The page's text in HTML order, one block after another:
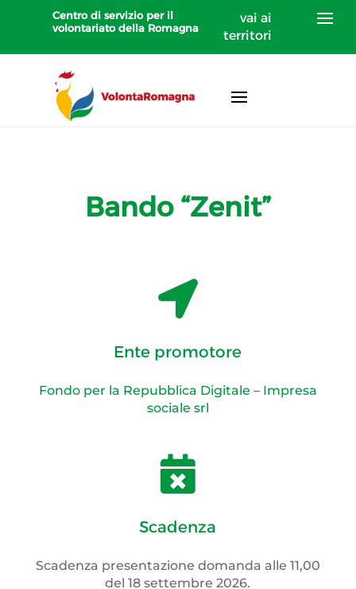
Centro di servizio per il
volontariato della Romagna
vai ai
territori
Bando “Zenit”

Ente promotore
Fondo per la Repubblica Digitale – Impresa
sociale srl

Scadenza
Scadenza presentazione domanda alle 11,00
del 18 settembre 2026.